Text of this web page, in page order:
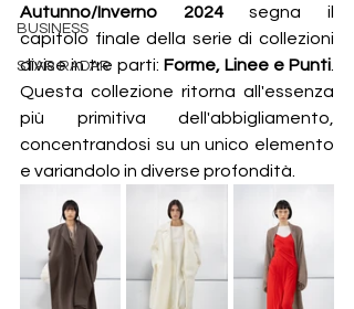
BUSINESS
STAR RADAR
Autunno/Inverno 2024 segna il
capitolo finale della serie di collezioni
divise in tre parti: Forme, Linee e Punti
Questa collezione ritorna all'essenza
più primitiva dell'abbigliamento,
concentrandosi su un unico elemento
e variandolo in diverse profondità.